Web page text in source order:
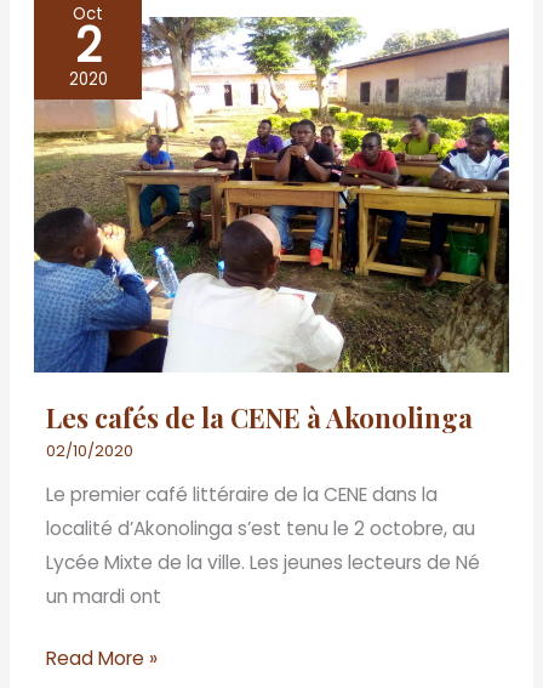
Oct
2
2020
Les cafés de la CENE à Akonolinga
02/10/2020
Le premier café littéraire de la CENE dans la
localité d’Akonolinga s’est tenu le 2 octobre, au
Lycée Mixte de la ville. Les jeunes lecteurs de Né
un mardi ont
cafés
de
la
CENE
à
Akonolinga
Read More »